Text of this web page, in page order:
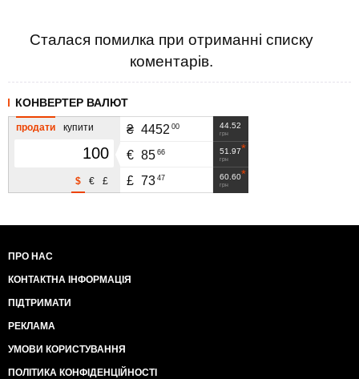
Сталася помилка при отриманні списку
коментарів.
КОНВЕРТЕР ВАЛЮТ
продати купити
£
€
$
44.52
грн
₴ 4452 00
51.97
грн
€ 85 66
60.60
грн
£ 73 47
ПРО НАС
КОНТАКТНА ІНФОРМАЦІЯ
ПІДТРИМАТИ
РЕКЛАМА
УМОВИ КОРИСТУВАННЯ
ПОЛІТИКА КОНФІДЕНЦІЙНОСТІ